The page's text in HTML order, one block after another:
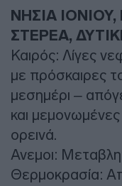
ΝΗΣΙΑ
ΣΤΕΡΕΑ,
Καιρός: Λίγες
με πρόσκαιρες
μεσημέρι –
και
ορεινά.
Ανεμοι:
Θερμοκρασία: